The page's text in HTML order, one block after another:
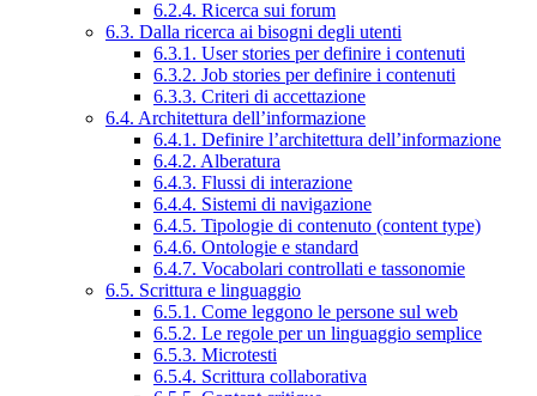
6.2.4. Ricerca sui forum
6.3. Dalla ricerca ai bisogni degli utenti
6.3.1. User stories per definire i contenuti
6.3.2. Job stories per definire i contenuti
6.3.3. Criteri di accettazione
6.4. Architettura dell’informazione
6.4.1. Definire l’architettura dell’informazione
6.4.2. Alberatura
6.4.3. Flussi di interazione
6.4.4. Sistemi di navigazione
6.4.5. Tipologie di contenuto (content type)
6.4.6. Ontologie e standard
6.4.7. Vocabolari controllati e tassonomie
6.5. Scrittura e linguaggio
6.5.1. Come leggono le persone sul web
6.5.2. Le regole per un linguaggio semplice
6.5.3. Microtesti
6.5.4. Scrittura collaborativa